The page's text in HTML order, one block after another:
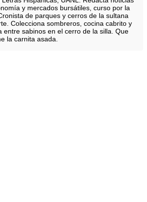
y mercados bursátiles, curso por la
de parques y cerros de la sultana
Colecciona sombreros, cocina cabrito y
entre sabinos en el cerro de la silla. Que
la carnita asada.